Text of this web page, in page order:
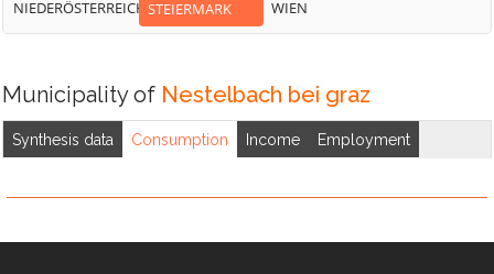
NIEDERÖSTERREICH STEIERMARK
WIEN
Municipality of Nestelbach bei graz
Synthesis data Consumption Income Employment